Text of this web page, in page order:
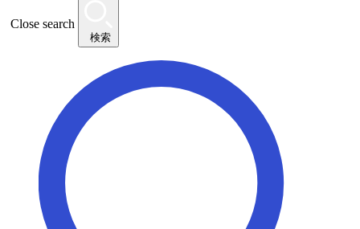
Close search
検索